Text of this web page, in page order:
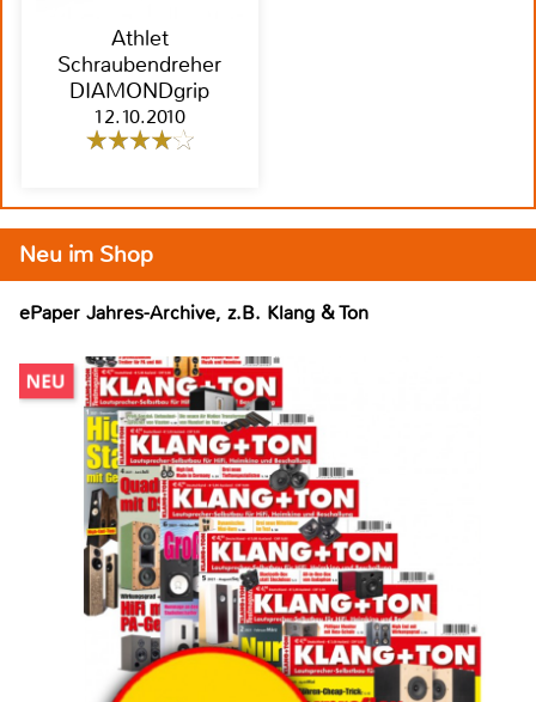
Athlet
Schraubendreher
DIAMONDgrip
12.10.2010
Neu im Shop
ePaper Jahres-Archive, z.B. Klang & Ton